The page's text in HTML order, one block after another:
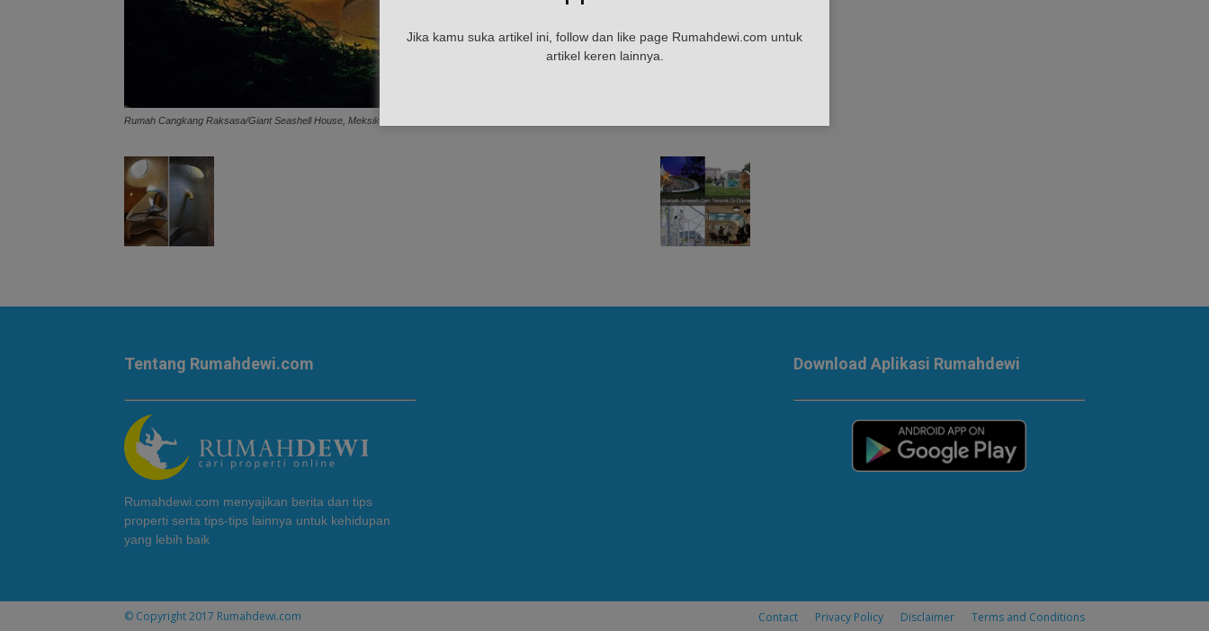
Rumah Cangkang Raksasa/Giant Seashell House, Meksiko
Tentang Rumahdewi.com
Rumahdewi.com menyajikan berita dan tips
properti serta tips-tips lainnya untuk kehidupan
yang lebih baik
Download Aplikasi Rumahdewi
Contact Privacy Policy Disclaimer Terms and Conditions
© Copyright 2017 Rumahdewi.com
Jika kamu suka artikel ini, follow dan like page Rumahdewi.com untuk
artikel keren lainnya.